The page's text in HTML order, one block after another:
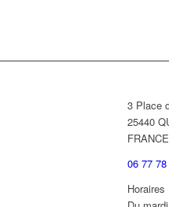
3 Place
25440
FRANCE
06 77
Horaires